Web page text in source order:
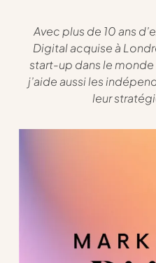
Avec plus de 10 ans
Digital acquise à
start-up dans le
j’aide aussi les
leur